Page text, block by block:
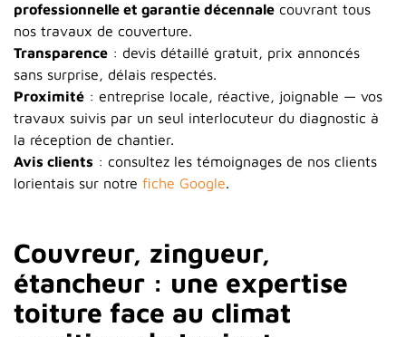
professionnelle et garantie décennale couvrant tous
nos travaux de couverture.
Transparence : devis détaillé gratuit, prix annoncés
sans surprise, délais respectés.
Proximité : entreprise locale, réactive, joignable — vos
travaux suivis par un seul interlocuteur du diagnostic à
la réception de chantier.
Avis clients : consultez les témoignages de nos clients
lorientais sur notre fiche Google.
Couvreur, zingueur,
étancheur : une expertise
toiture face au climat